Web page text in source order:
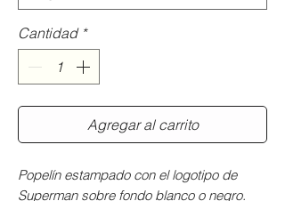
Cantidad *
Agregar al carrito
Popelín estampado con el logotipo de
Superman sobre fondo blanco o negro.